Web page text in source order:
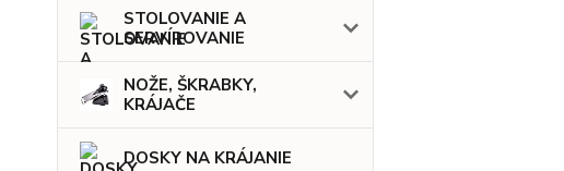
STOLOVANIE A
SERVÍROVANIE
NOŽE, ŠKRABKY,
KRÁJAČE
DOSKY NA KRÁJANIE